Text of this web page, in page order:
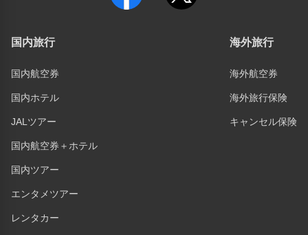
国内旅行
国内航空券
国内ホテル
JALツアー
国内航空券＋ホテル
国内ツアー
エンタメツアー
レンタカー
海外旅行
海外航空券
海外旅行保険
キャンセル保険